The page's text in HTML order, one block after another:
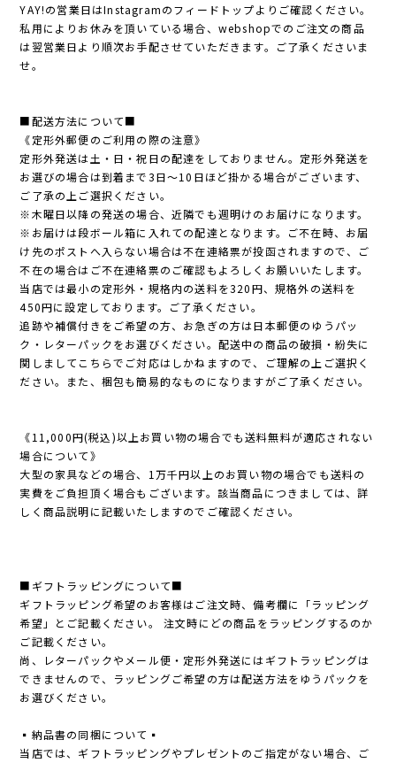
YAY!の営業日はInstagramのフィードトップよりご確認ください。
私用によりお休みを頂いている場合、webshopでのご注文の商品
は翌営業日より順次お手配させていただきます。ご了承くださいま
せ。
■配送方法について■
《定形外郵便のご利用の際の注意》
定形外発送は土・日・祝日の配達をしておりません。定形外発送を
お選びの場合は到着まで3日〜10日ほど掛かる場合がございます、
ご了承の上ご選択ください。
※木曜日以降の発送の場合、近隣でも週明けのお届けになります。
※お届けは段ボール箱に入れての配達となります。ご不在時、お届
け先のポストへ入らない場合は不在連絡票が投函されますので、ご
不在の場合はご不在連絡票のご確認もよろしくお願いいたします。
当店では最小の定形外・規格内の送料を320円、規格外の送料を
450円に設定しております。ご了承ください。
追跡や補償付きをご希望の方、お急ぎの方は日本郵便のゆうパッ
ク・レターパックをお選びください。配送中の商品の破損・紛失に
関しましてこちらでご対応はしかねますので、ご理解の上ご選択く
ださい。また、梱包も簡易的なものになりますがご了承ください。
《11,000円(税込)以上お買い物の場合でも送料無料が適応されない
場合について》
大型の家具などの場合、1万千円以上のお買い物の場合でも送料の
実費をご負担頂く場合もございます。該当商品につきましては、詳
しく商品説明に記載いたしますのでご確認ください。
■ギフトラッピングについて■
ギフトラッピング希望のお客様はご注文時、備考欄に「ラッピング
希望」とご記載ください。 注文時にどの商品をラッピングするのか
ご記載ください。
尚、レターパックやメール便・定形外発送にはギフトラッピングは
できませんので、ラッピングご希望の方は配送方法をゆうパックを
お選びください。
▪️納品書の同梱について▪️
当店では、ギフトラッピングやプレゼントのご指定がない場合、ご